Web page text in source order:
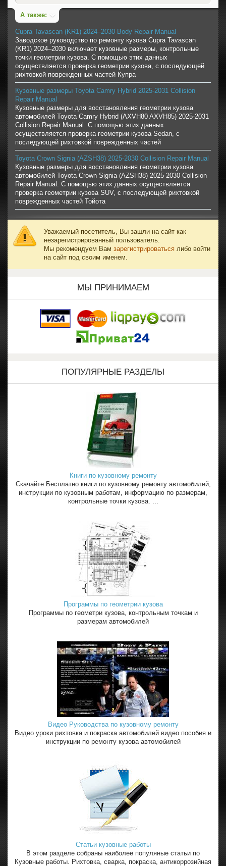
А также:
Cupra Tavascan (KR1) 2024–2030 Body Repair Manual
Заводское руководство по ремонту кузова Cupra Tavascan
(KR1) 2024–2030 включает кузовные размеры, контрольные
точки геометрии кузова. С помощью этих данных
осуществляется проверка геометрии кузова, с последующей
рихтовкой поврежденных частей Купра
Кузовные размеры Toyota Camry Hybrid 2025-2031 Collision
Repair Manual
Кузовные размеры для восстановления геометрии кузова
автомобилей Toyota Camry Hybrid (AXVH80 AXVH85) 2025-2031
Collision Repair Manual. С помощью этих данных
осуществляется проверка геометрии кузова Sedan, с
последующей рихтовкой поврежденных частей
Toyota Crown Signia (AZSH38) 2025-2030 Collision Repair Manual
Кузовные размеры для восстановления геометрии кузова
автомобилей Toyota Crown Signia (AZSH38) 2025-2030 Collision
Repair Manual. С помощью этих данных осуществляется
проверка геометрии кузова SUV, с последующей рихтовкой
поврежденных частей Тойота
Уважаемый посетитель, Вы зашли на сайт как
незарегистрированный пользователь.
Мы рекомендуем Вам зарегистрироваться либо войти
на сайт под своим именем.
МЫ ПРИНИМАЕМ
ПОПУЛЯРНЫЕ РАЗДЕЛЫ
Книги по кузовному ремонту
Скачайте Бесплатно книги по кузовному ремонту автомобилей,
инструкции по кузовным работам, информацию по размерам,
контрольные точки кузова. ...
Программы по геометрии кузова
Программы по геометри кузова, контрольным точкам и
размерам автомобилей
Видео Руководства по кузовному ремонту
Видео уроки рихтовка и покраска автомобилей видео пособия и
инструкции по ремонту кузова автомобилей
Статьи кузовные работы
В этом разделе собраны наиболее популяные статьи по
Кузовные работы. Рихтовка, сварка, покраска, антикоррозийная